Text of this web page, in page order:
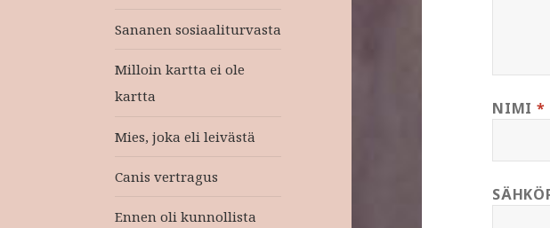
Sananen sosiaaliturvasta
Milloin kartta ei ole
kartta
Mies, joka eli leivästä
Canis vertragus
Ennen oli kunnollista
NIMI *